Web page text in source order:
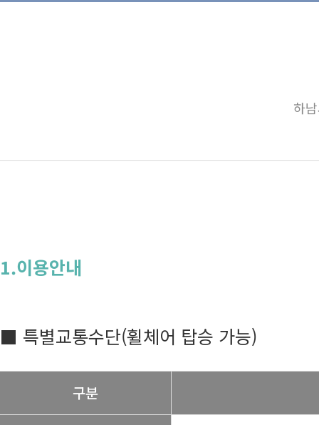
하
1.이용안내
■ 특별교통수단(휠체어 탑승 가능)
구분